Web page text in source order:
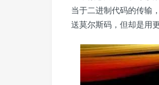
当于二进制代码的传输
送莫尔斯码，但却是用